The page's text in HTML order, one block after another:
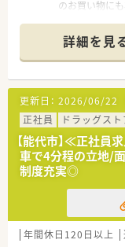
のお買い物に
に偏ることな
■薬剤師は常
制ながらも大
す。
【法人特徴につ
■国内有数の
ており、全国
す。
■ショッピング
ーションの構築
■調剤業務を
り、衣食住の
す。
詳細を見
更新日： 2026/06/22
正社員
ドラッグス
【能代市】≪正社員
車で4分程の立地/
制度充実◎
年間休日120日以上